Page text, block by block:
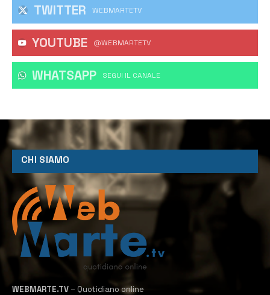
TWITTER WEBMARTETV
YOUTUBE @WEBMARTETV
WHATSAPP ‎SEGUI IL CANALE
CHI SIAMO
WEBMARTE.TV – Quotidiano online